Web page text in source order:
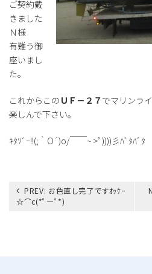
ご契約戴
きました
Ｎ様
有難う御
座いまし
た。
これからこの ＵＦ－２７ でマリンラ
楽しんで下さい。
ｷﾀｿﾞｰ!!(;｀O´)o/￣￣~ >ﾟ))))彡ﾊﾞﾀﾊﾞﾀ
投
稿
PREV: お色直し完了ですｵｯｹｰ
☆⌒c(*ﾟーﾟ*)